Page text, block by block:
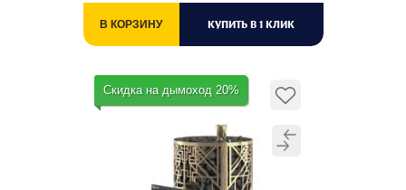
В КОРЗИНУ КУПИТЬ В 1 КЛИК
Скидка на дымоход 20%